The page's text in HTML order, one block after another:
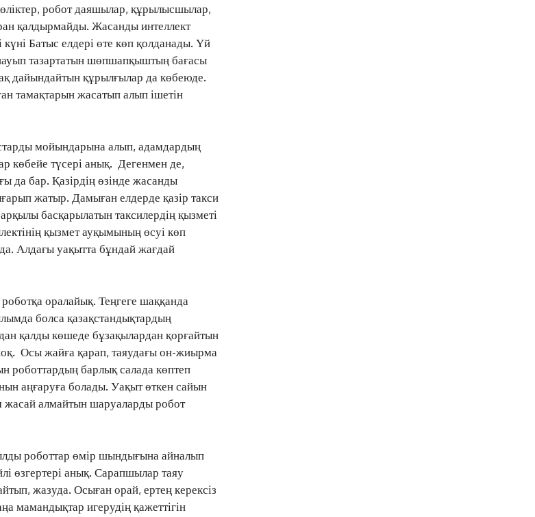
робот даяшылар, құрылысшылар,
қалдырмайды. Жасанды интеллект
Батыс елдері өте көп қолданады. Үй
тазартатын шөпшапқыштың бағасы
дайындайтын құрылғылар да көбеюде.
тамақтарын жасатып алып ішетін
мойындарына алып, адамдардың
көбейе түсері анық. Дегенмен де,
да бар. Қазірдің өзінде жасанды
жатыр. Дамыған елдерде қазір такси
басқарылатын таксилердің қызметі
қызмет ауқымының өсуі көп
Алдағы уақытта бұндай жағдай
оралайық. Теңгеге шаққанда
болса қазақстандықтардың
қалды көшеде бұзақылардан қорғайтын
Осы жайға қарап, таяудағы он-жиырма
роботтардың барлық салада көптеп
аңғаруға болады. Уақыт өткен сайын
жасай алмайтын шаруаларды робот
роботтар өмір шындығына айналып
өзгертері анық. Сарапшылар таяу
жазуда. Осыған орай, ертең керексіз
мамандықтар игерудің қажеттігін